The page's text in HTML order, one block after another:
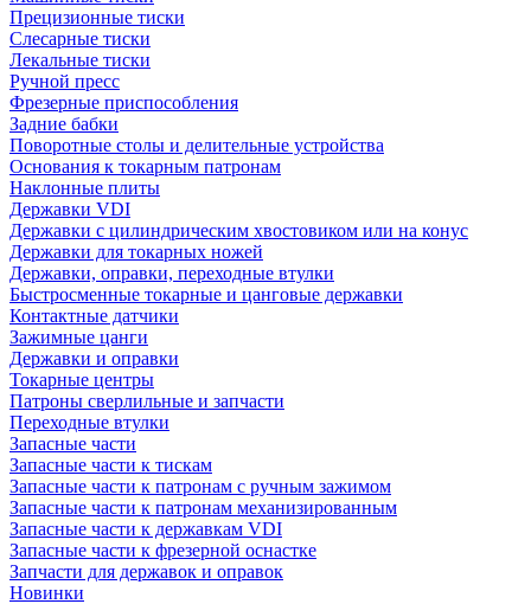
Прецизионные тиски
Слесарные тиски
Лекальные тиски
Ручной пресс
Фрезерные приспособления
Задние бабки
Поворотные столы и делительные устройства
Основания к токарным патронам
Наклонные плиты
Державки VDI
Державки с цилиндрическим хвостовиком или на конус
Державки для токарных ножей
Державки, оправки, переходные втулки
Быстросменные токарные и цанговые державки
Контактные датчики
Зажимные цанги
Державки и оправки
Токарные центры
Патроны сверлильные и запчасти
Переходные втулки
Запасные части
Запасные части к тискам
Запасные части к патронам с ручным зажимом
Запасные части к патронам механизированным
Запасные части к державкам VDI
Запасные части к фрезерной оснастке
Запчасти для державок и оправок
Новинки